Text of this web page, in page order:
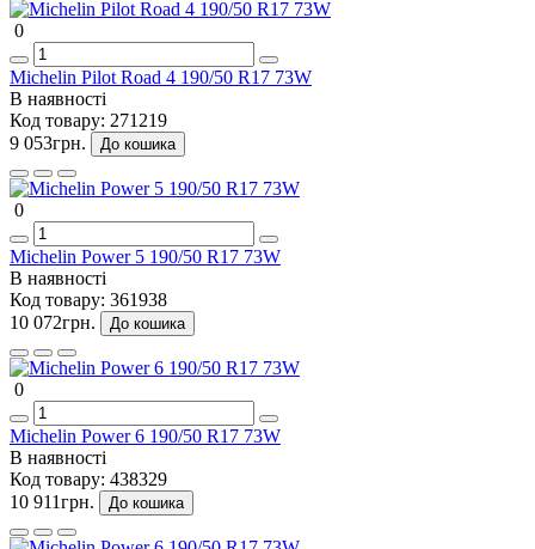
0
Michelin Pilot Road 4 190/50 R17 73W
В наявності
Код товару: 271219
9 053грн.
До кошика
0
Michelin Power 5 190/50 R17 73W
В наявності
Код товару: 361938
10 072грн.
До кошика
0
Michelin Power 6 190/50 R17 73W
В наявності
Код товару: 438329
10 911грн.
До кошика